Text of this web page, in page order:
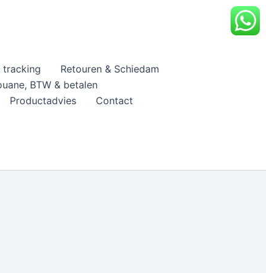
tracking
Retouren & Schiedam
BTW & betalen
Productadvies Contact